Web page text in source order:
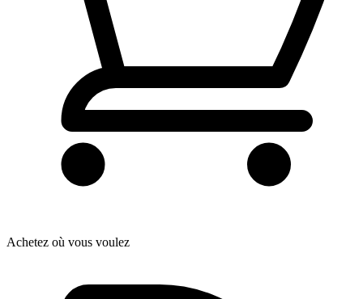
Achetez où vous voulez